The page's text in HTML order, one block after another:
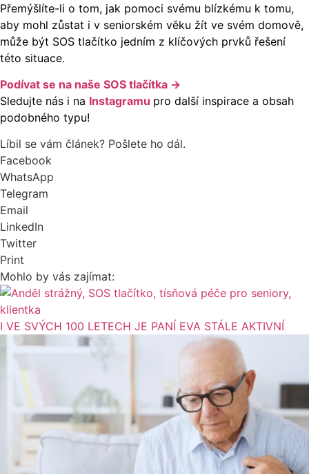
Přemýšlíte-li o tom, jak pomoci svému blízkému k tomu,
aby mohl zůstat i v seniorském věku žít ve svém domově,
může být SOS tlačítko jedním z klíčových prvků řešení
této situace.
Podívat se na naše SOS tlačítka →
Sledujte nás i na Instagramu pro další inspirace a obsah
podobného typu!
Líbil se vám článek? Pošlete ho dál.
Facebook
WhatsApp
Telegram
Email
LinkedIn
Twitter
Print
Mohlo by vás zajímat:
I VE SVÝCH 100 LETECH JE PANÍ EVA STÁLE AKTIVNÍ